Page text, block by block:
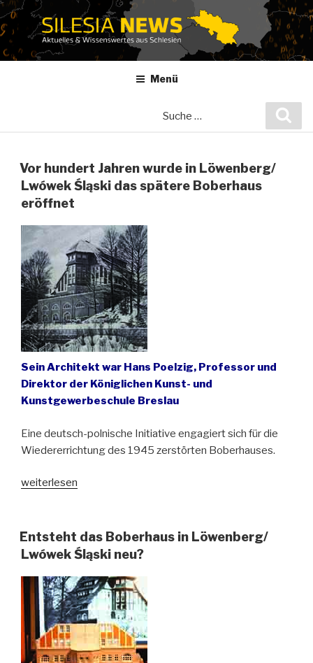
Zum
Inhalt
springen
Menü
Vor hundert Jahren wurde in Löwenberg/
Lwówek Śląski das spätere Boberhaus
eröffnet
Sein Architekt war Hans Poelzig, Professor und
Direktor der Königlichen Kunst- und
Kunstgewerbeschule Breslau
Eine deutsch-polnische Initiative engagiert sich für die
Wiedererrichtung des 1945 zerstörten Boberhauses.
„Vor
wurde
in
Lwówek
Śląski
spätere
Boberhaus
weiterlesen
Entsteht das Boberhaus in Löwenberg/
Lwówek Śląski neu?